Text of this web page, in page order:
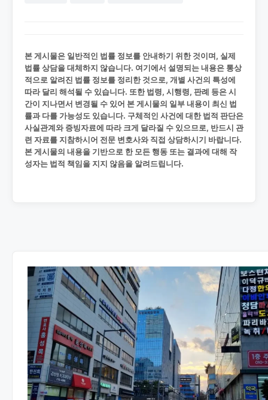
본 게시물은 일반적인 법률 정보를 안내하기 위한 것이며, 실제
법률 상담을 대체하지 않습니다. 여기에서 설명되는 내용은 통상
적으로 알려진 법률 정보를 정리한 것으로, 개별 사건의 특성에
따라 달리 해석될 수 있습니다. 또한 법령, 시행령, 판례 등은 시
간이 지나면서 변경될 수 있어 본 게시물의 일부 내용이 최신 법
률과 다를 가능성도 있습니다. 구체적인 사건에 대한 법적 판단은
사실관계와 증빙자료에 따라 크게 달라질 수 있으므로, 반드시 관
련 자료를 지참하시어 전문 변호사와 직접 상담하시기 바랍니다.
본 게시물의 내용을 기반으로 한 모든 행동 또는 결과에 대해 작
성자는 법적 책임을 지지 않음을 알려드립니다.